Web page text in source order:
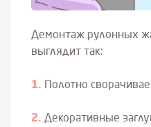
Демонтаж рулонных
выглядит так:
Полотно
Декоративные